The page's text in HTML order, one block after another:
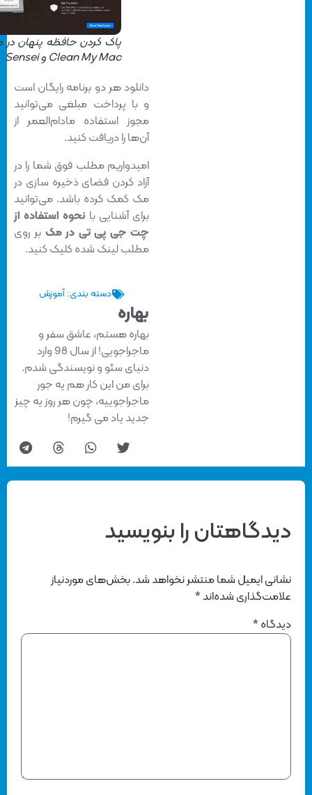
پاک کردن حافظه پنهان در مک
Clean My Mac و Sensei
دانلود هر دو برنامه رایگان است
و با پرداخت مبلغی می‌توانید
مجوز استفاده مادام‌العمر از
آن‌ها را دریافت کنید.
امیدواریم مطلب فوق شما را در
آزاد کردن فضای ذخیره سازی در
مک کمک کرده باشد. می‌توانید
برای آشنایی بانحوه استفاده از
چت جی پی تی در مکبر روی
مطلب لینک شده کلیک کنید.
دسته بندی:آموزش
بهاره
بهاره هستم، عاشق سفر و
ماجراجویی! از سال 98 وارد
دنیای سئو و نویسندگی شدم.
برای من این کار هم یه جور
ماجراجوییه، چون هر روز یه چیز
جدید یاد می گیرم!
دیدگاهتان را بنویسید
نشانی ایمیل شما منتشر نخواهد شد. بخش‌های موردنیاز
علامت‌گذاری شده‌اند*
دیدگاه*